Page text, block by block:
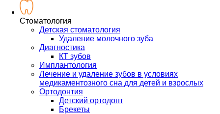
Стоматология
Детская стоматология
Удаление молочного зуба
Диагностика
КТ зубов
Имплантология
Лечение и удаление зубов в условиях
медикаментозного сна для детей и взрослых
Ортодонтия
Детский ортодонт
Брекеты